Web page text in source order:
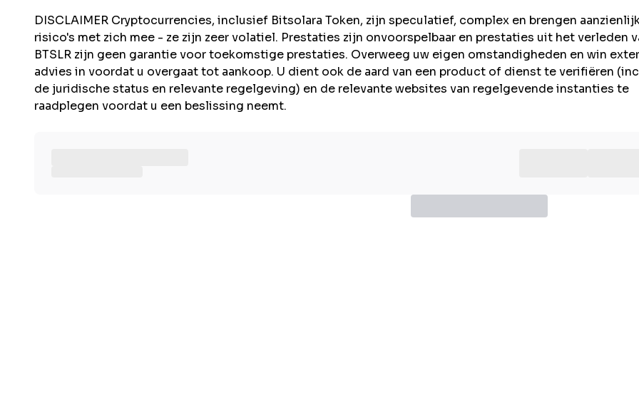
DISCLAIMER Cryptocurrencies, inclusief Bitsolara Token, zijn speculatief, complex en brengen
risico's met zich mee - ze zijn zeer volatiel. Prestaties zijn onvoorspelbaar en prestaties uit het verleden
BTSLR zijn geen garantie voor toekomstige prestaties. Overweeg uw eigen omstandigheden en win
advies in voordat u overgaat tot aankoop. U dient ook de aard van een product of dienst te verifiëren
de juridische status en relevante regelgeving) en de relevante websites van regelgevende instanties te
raadplegen voordat u een beslissing neemt.